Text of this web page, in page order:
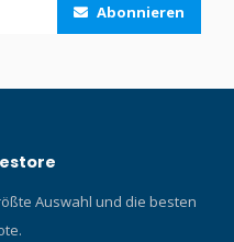
Abonnieren
Auswahl und die besten